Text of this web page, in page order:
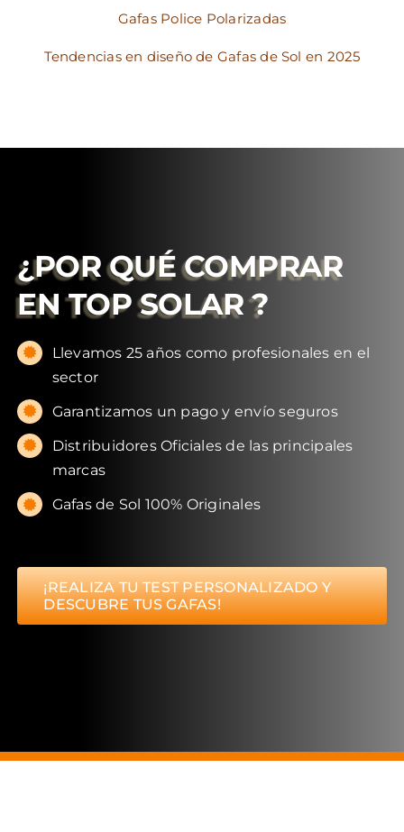
Gafas Police Polarizadas
Tendencias en diseño de Gafas de Sol en 2025
¿POR QUÉ COMPRAR
EN TOP SOLAR ?
Llevamos 25 años como profesionales en el
sector
Garantizamos un pago y envío seguros
Distribuidores Oficiales de las principales
marcas
Gafas de Sol 100% Originales
¡REALIZA TU TEST PERSONALIZADO Y
DESCUBRE TUS GAFAS!